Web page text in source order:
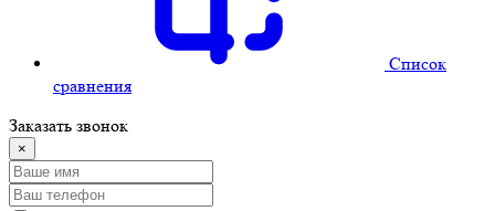
Cписок
сравнения
Заказать звонок
×